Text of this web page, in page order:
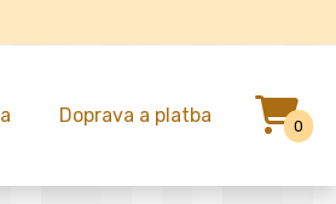
Doprava a platba 0